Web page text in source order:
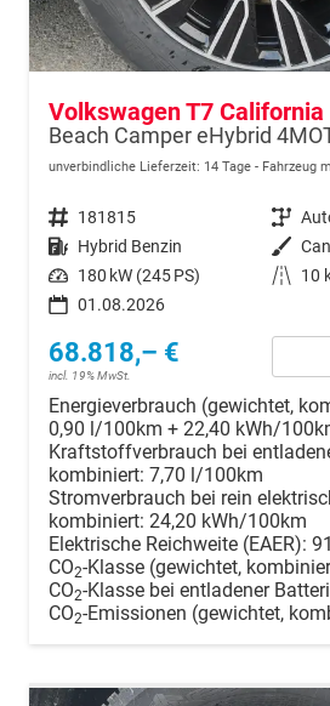
Volkswagen T7 California
Beach Camper eHybrid
unverbindliche Lieferzeit: 14 Tage Fahrzeug
Fahrzeugnr. 181815 Getriebe
Kraftstoff Hybrid Benzin Außenfarbe
Leistung 180 kW (245 PS) Kilometerstand
10
01.08.2026
68.818,– €
incl. 19% MwSt.
Energieverbrauch (gewichtet,
0,90 l/100km + 22,40 kWh/
Kraftstoffverbrauch bei
kombiniert: 7,70 l/100km
Stromverbrauch bei rein
kombiniert: 24,20 kWh/100km
Elektrische Reichweite (EAER):
CO2-Klasse (gewichtet,
CO2-Klasse bei entladener
CO2-Emissionen (gewichtet,